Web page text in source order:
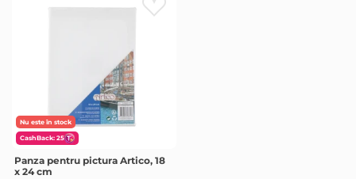
Nu este în stock
CashBack: 25
Panza pentru pictura Artico, 18
x 24 cm